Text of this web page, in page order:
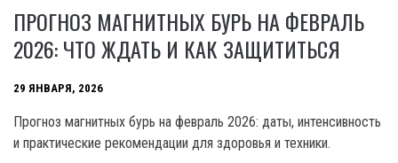
ПРОГНОЗ МАГНИТНЫХ БУРЬ НА ФЕВРАЛЬ
2026: ЧТО ЖДАТЬ И КАК ЗАЩИТИТЬСЯ
29 ЯНВАРЯ, 2026
Прогноз магнитных бурь на февраль 2026: даты, интенсивность
и практические рекомендации для здоровья и техники.